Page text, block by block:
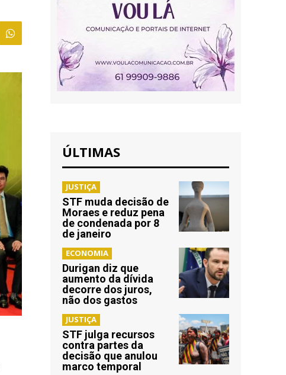
ÚLTIMAS
JUSTIÇA
STF muda decisão de
Moraes e reduz pena
de condenada por 8
de janeiro
ECONOMIA
Durigan diz que
aumento da dívida
decorre dos juros,
não dos gastos
JUSTIÇA
STF julga recursos
contra partes da
decisão que anulou
marco temporal